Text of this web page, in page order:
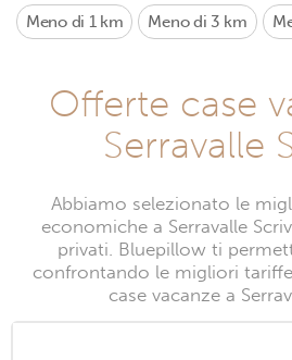
Meno di 1 km Meno di 3 km
Offerte case
Serravalle
Abbiamo selezionato le
economiche a Serravalle
privati. Bluepillow ti
confrontando le migliori
case vacanze a